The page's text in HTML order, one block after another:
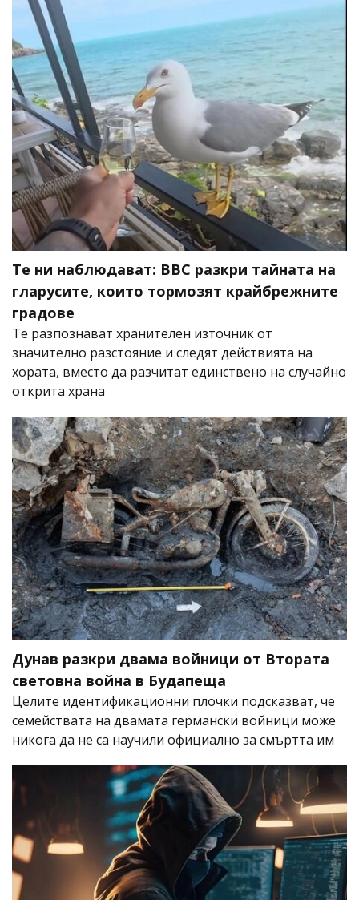
Те ни наблюдават: BBC разкри тайната на
гларусите, които тормозят крайбрежните
градове
Те разпознават хранителен източник от
значително разстояние и следят действията на
хората, вместо да разчитат единствено на случайно
открита храна
Дунав разкри двама войници от Втората
световна война в Будапеща
Целите идентификационни плочки подсказват, че
семействата на двамата германски войници може
никога да не са научили официално за смъртта им